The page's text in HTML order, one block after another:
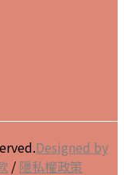
Designed by
/ 隱私權政策